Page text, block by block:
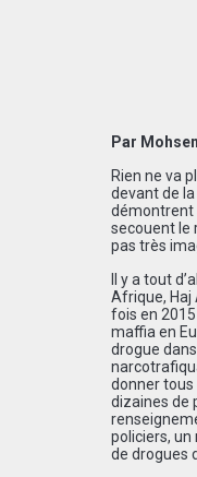
Par
Rien ne va
devant de
démontrent
secouent le
pas très
Il y a tout
Afrique, Haj
fois en
maffia en
drogue
donner tous
dizaines de
policiers, un
de drogues